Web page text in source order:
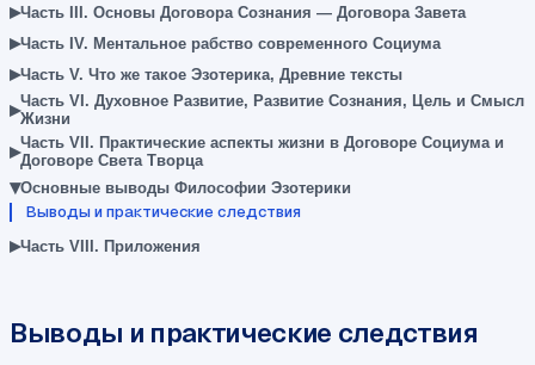
▸Часть III. Основы Договора Сознания — Договора Завета
▸Часть IV. Ментальное рабство современного Социума
▸Часть V. Что же такое Эзотерика, Древние тексты
▸Часть VI. Духовное Развитие, Развитие Сознания, Цель и Смысл
Жизни
▸Часть VII. Практические аспекты жизни в Договоре Социума и
Договоре Света Творца
▾Основные выводы Философии Эзотерики
Выводы и практические следствия
▸Часть VIII. Приложения
Выводы и практические следствия